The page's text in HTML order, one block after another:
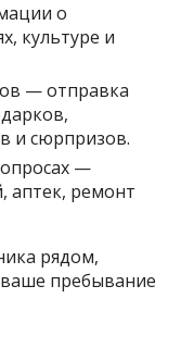
о
культуре и
— отправка
и сюрпризов.
—
аптек, ремонт
рядом,
ваше пребывание